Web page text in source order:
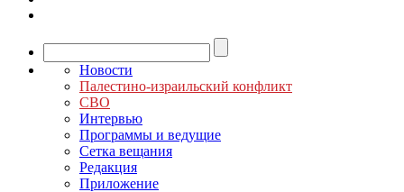
Новости
Палестино-израильский конфликт
СВО
Интервью
Программы и ведущие
Сетка вещания
Редакция
Приложение